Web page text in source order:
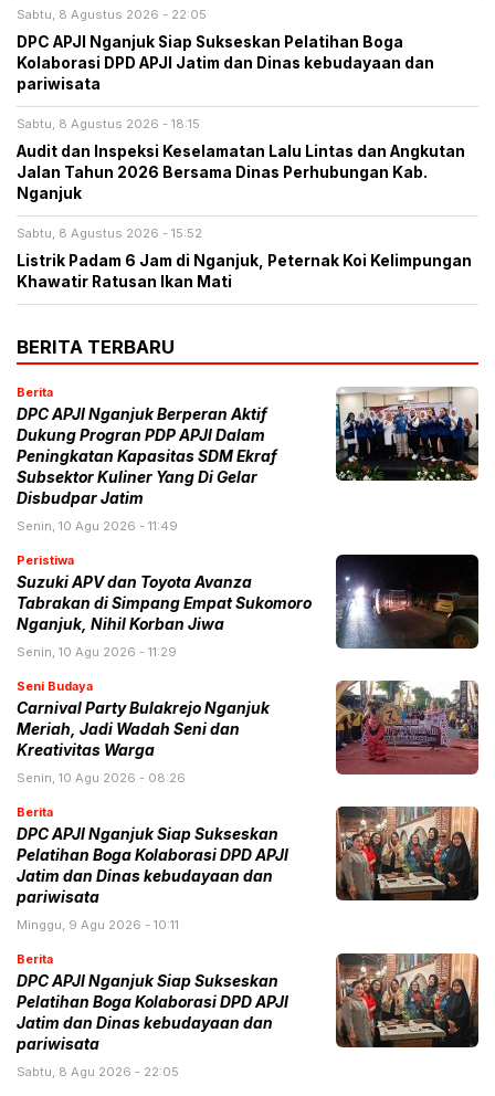
Sabtu, 8 Agustus 2026 - 22:05
DPC APJI Nganjuk Siap Sukseskan Pelatihan Boga
Kolaborasi DPD APJI Jatim dan Dinas kebudayaan dan
pariwisata
Sabtu, 8 Agustus 2026 - 18:15
Audit dan Inspeksi Keselamatan Lalu Lintas dan Angkutan
Jalan Tahun 2026 Bersama Dinas Perhubungan Kab.
Nganjuk
Sabtu, 8 Agustus 2026 - 15:52
Listrik Padam 6 Jam di Nganjuk, Peternak Koi Kelimpungan
Khawatir Ratusan Ikan Mati
BERITA TERBARU
Berita
DPC APJI Nganjuk Berperan Aktif
Dukung Progran PDP APJI Dalam
Peningkatan Kapasitas SDM Ekraf
Subsektor Kuliner Yang Di Gelar
Disbudpar Jatim
Senin, 10 Agu 2026 - 11:49
Peristiwa
Suzuki APV dan Toyota Avanza
Tabrakan di Simpang Empat Sukomoro
Nganjuk, Nihil Korban Jiwa
Senin, 10 Agu 2026 - 11:29
Seni Budaya
Carnival Party Bulakrejo Nganjuk
Meriah, Jadi Wadah Seni dan
Kreativitas Warga
Senin, 10 Agu 2026 - 08:26
Berita
DPC APJI Nganjuk Siap Sukseskan
Pelatihan Boga Kolaborasi DPD APJI
Jatim dan Dinas kebudayaan dan
pariwisata
Minggu, 9 Agu 2026 - 10:11
Berita
DPC APJI Nganjuk Siap Sukseskan
Pelatihan Boga Kolaborasi DPD APJI
Jatim dan Dinas kebudayaan dan
pariwisata
Sabtu, 8 Agu 2026 - 22:05